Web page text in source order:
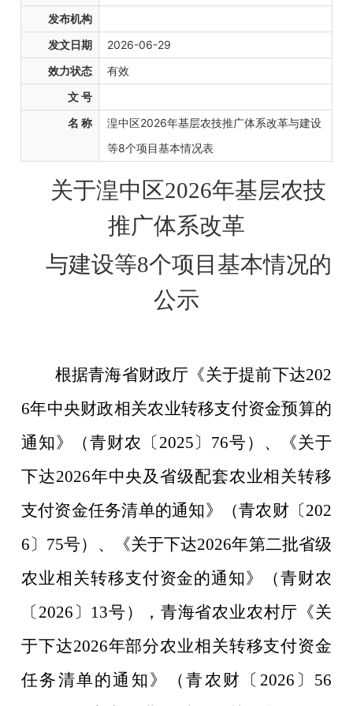
发布机构
发文日期
2026-06-29
效力状态
有效
文 号
名 称
湟中区2026年基层农技推广体系改革与建设
等8个项目基本情况表
关于湟中区2026年基层农技
推广体系改革
与建设等8个项目基本情况的
公示
根据青海省财政厅 《关于提前下达202
6年中央财政相关农业转移支付资金预算的
通知》（青财农〔 2025〕 76号）、《关于
下达2026年中央及省级配套农业相关转移
支付资金任务清单的通知》（青农财〔202
6〕 75号）、 《关于下达2026年第二批省级
农业相关转移支付资金的通知》（青财农
〔 2026 〕 13号） ， 青海省农业农村厅《关
于下达2026年部分农业相关转移支付资金
任务清单的通知》
（青农财 〔 2026 〕 56